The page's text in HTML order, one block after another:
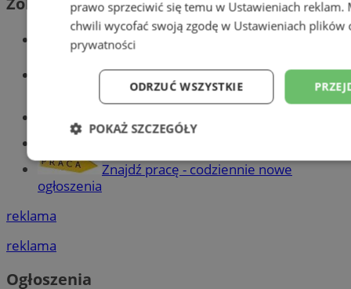
Wiadomości kryminalne w Tychach
Wiadomości lokalne
Części samochodowe do -70%!
Znajdź pracę - codziennie nowe
ogłoszenia
reklama
reklama
Ogłoszenia
prawo sprzeciwić się temu w Ustawieniach reklam.
chwili wycofać swoją zgodę w Ustawieniach plików
prywatności
ODRZUĆ WSZYSTKIE
POKAŻ SZCZEGÓŁY
Niezbędne Wydajność